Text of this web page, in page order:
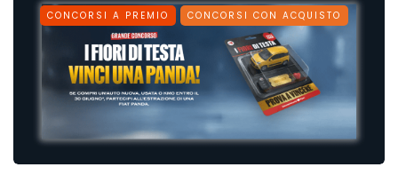
CONCORSI A PREMIO CONCORSI CON ACQUISTO